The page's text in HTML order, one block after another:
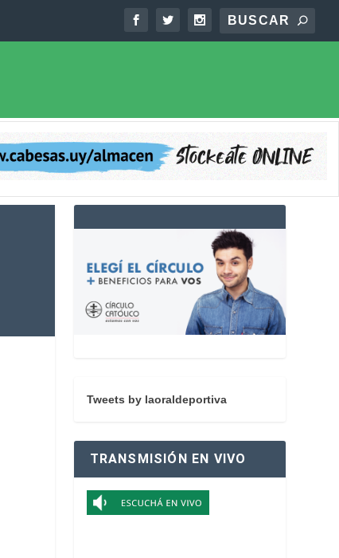
Tweets by laoraldeportiva
TRANSMISIÓN EN VIVO